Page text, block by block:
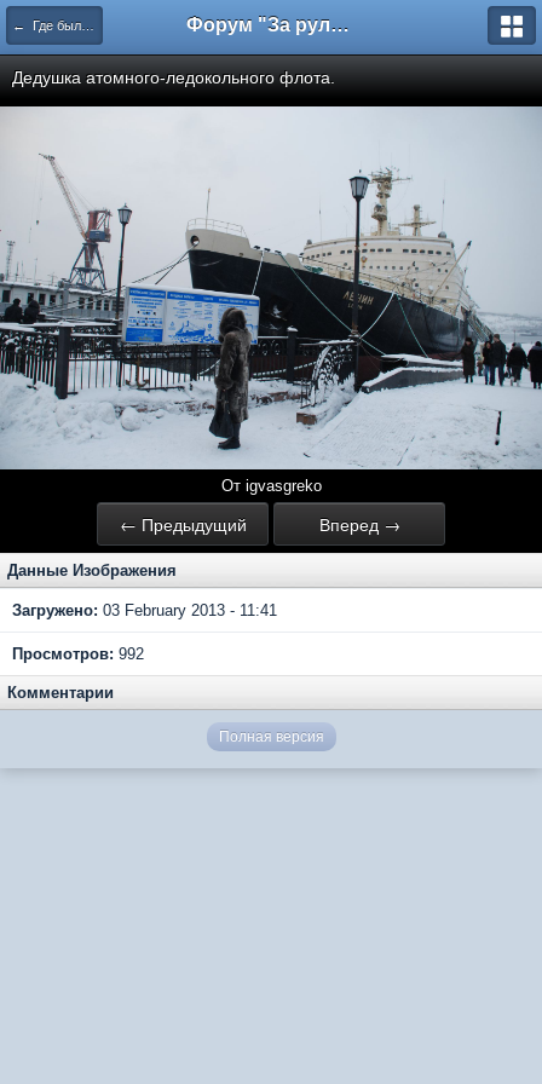
← Где был,что видел Форум "За рулем"
Дедушка атомного-ледокольного флота.
От igvasgreko
← Предыдущий Вперед →
Данные Изображения
Загружено: 03 February 2013 - 11:41
Просмотров: 992
Комментарии
Полная версия